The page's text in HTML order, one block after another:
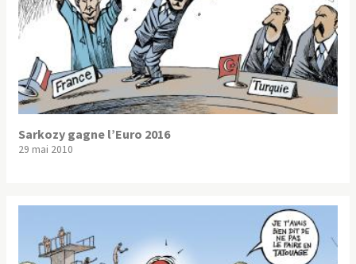
Sarkozy gagne l’Euro 2016
29 mai 2010